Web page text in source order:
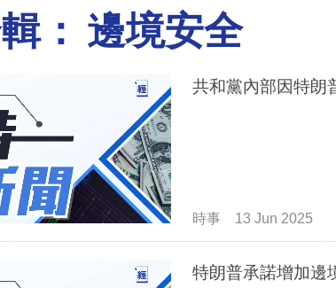
： 邊境安全
共和黨內部因特朗
時事 13 Jun 2025
特朗普承諾增加邊